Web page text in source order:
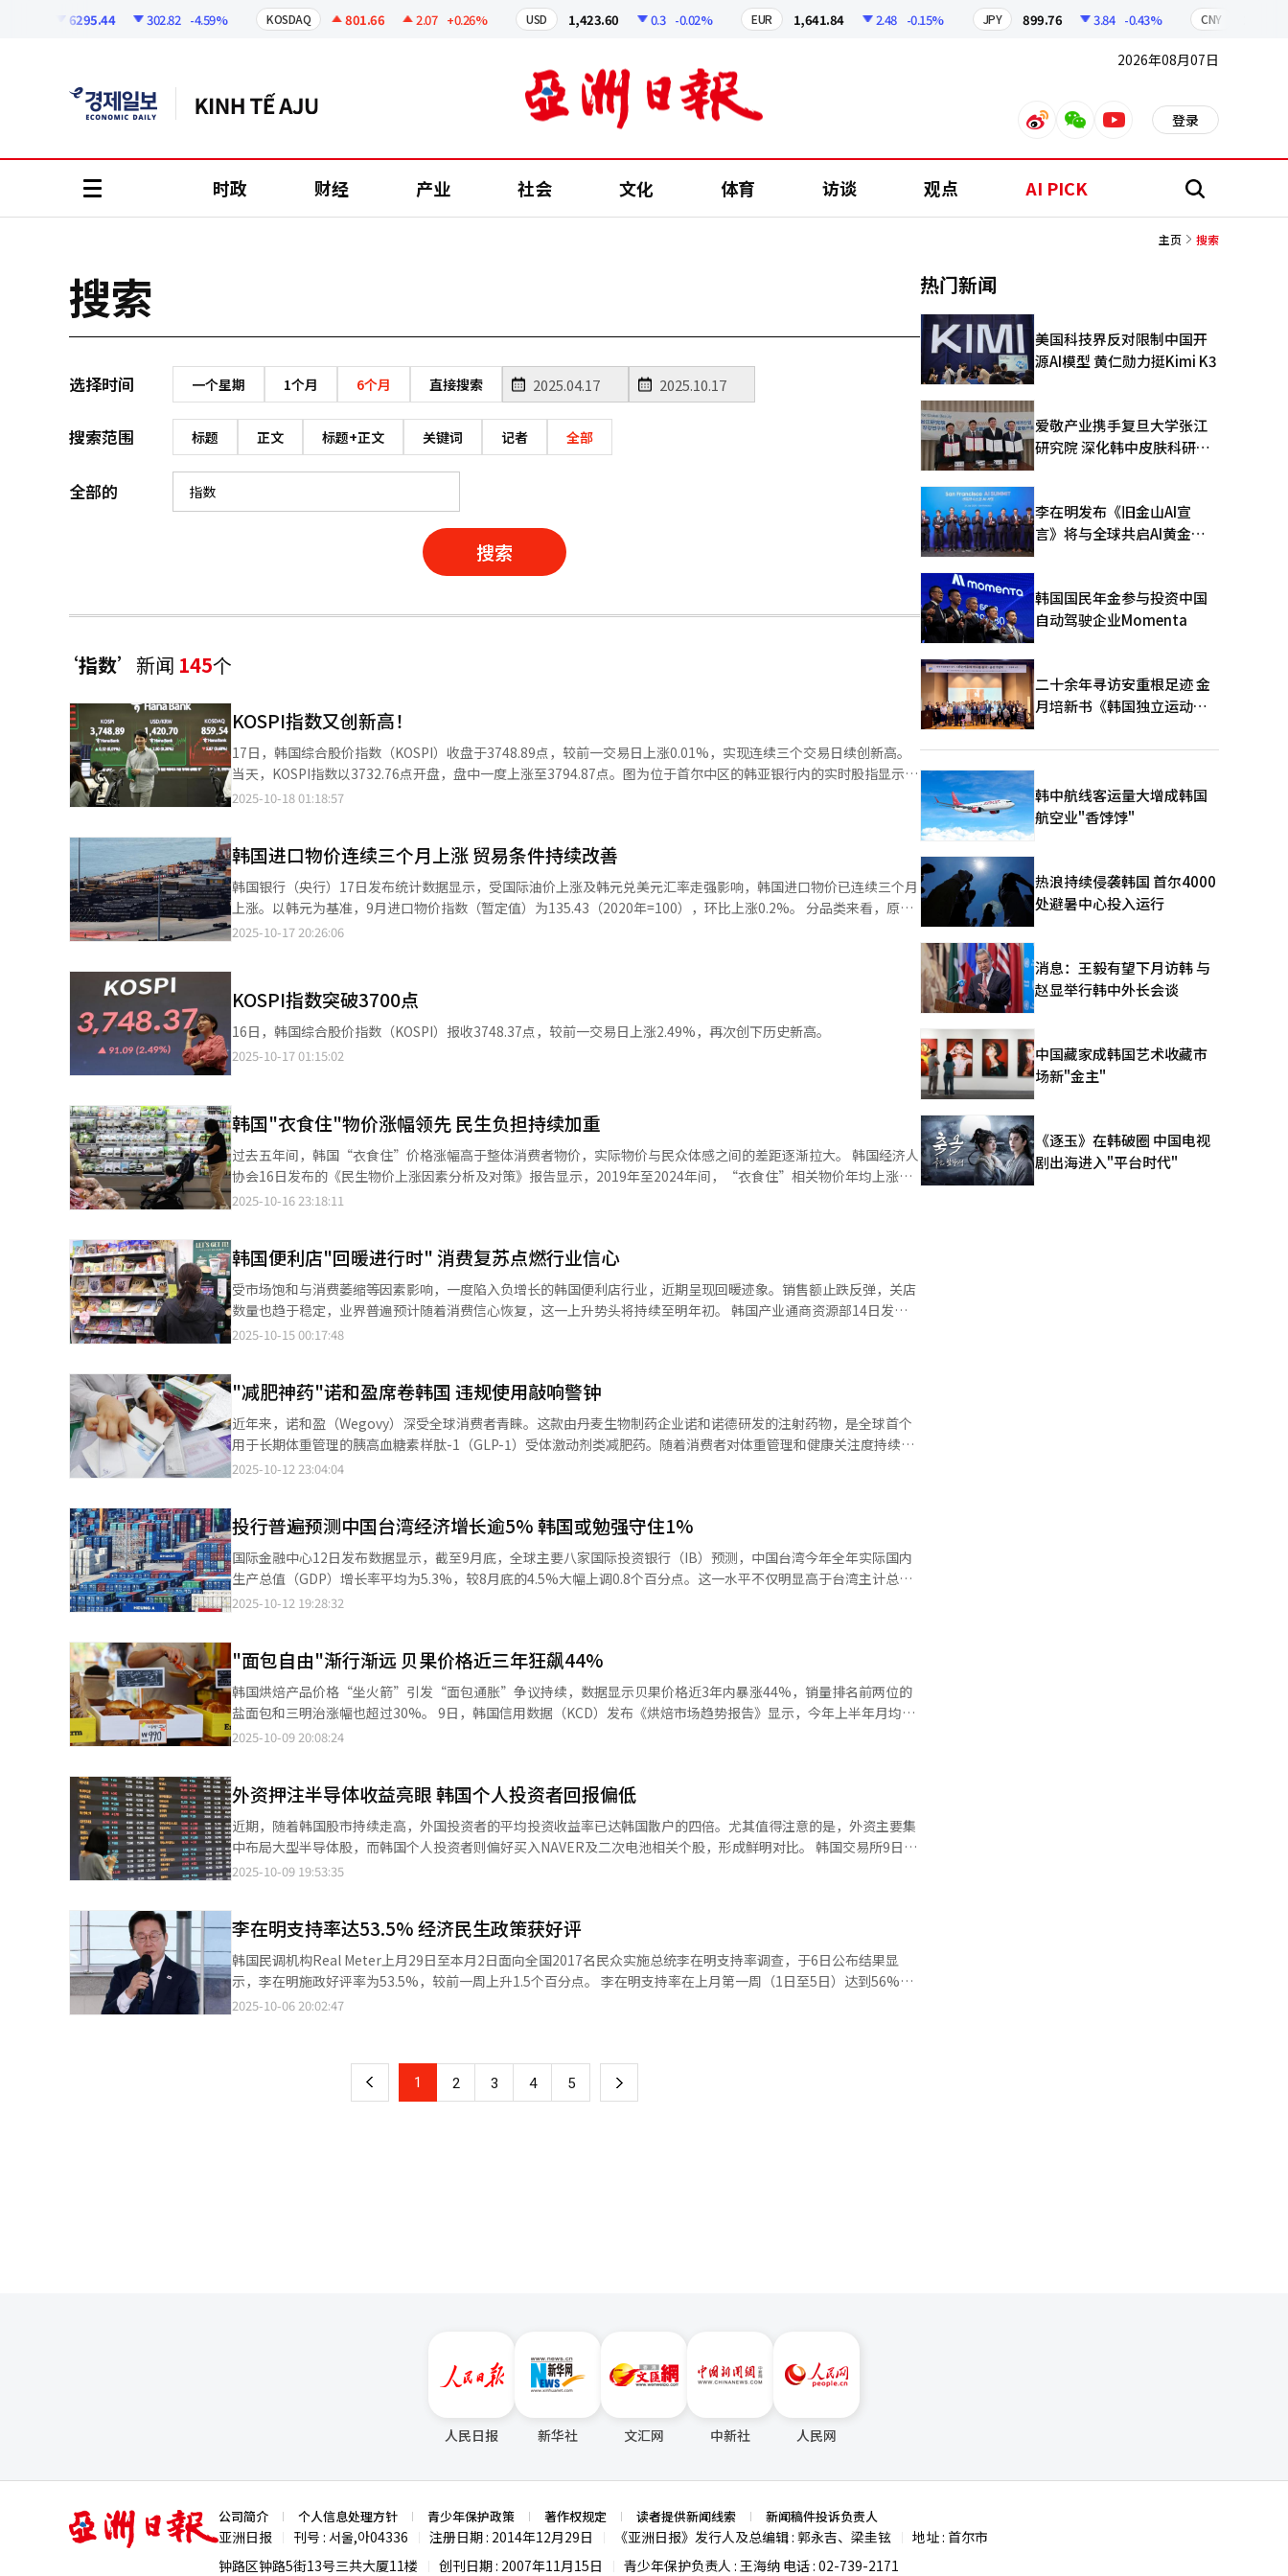
6295.44 302.82 -4.59% KOSDAQ 801.66 2.07 +0.26% USD 1,423.60 0.3 -0.02% EUR 1,641.84 2.48 -0.15% JPY 899.76 3.84 -0.43% CNY
2026年08月07日
weiboweixinyoutube 登录
时政 财经 产业 社会 文化 体育 访谈 观点 AI PICK 搜
主页 搜索
搜索
选择时间 一个星期 1个月 6个月 直接搜索
搜索范围 标题 正文 标题+正文 关键词 记者 全部
全部的
搜索
‘指数’ 新闻 145个
KOSPI指数又创新高！
17日，韩国综合股价指数（KOSPI）收盘于3748.89点，较前一交易日上涨0.01%，实现连续三个交易日续创新高。
当天，KOSPI指数以3732.76点开盘，盘中一度上涨至3794.87点。图为位于首尔中区的韩亚银行内的实时股指显示
屏。
2025-10-18 01:18:57
韩国进口物价连续三个月上涨 贸易条件持续改善
韩国银行（央行）17日发布统计数据显示，受国际油价上涨及韩元兑美元汇率走强影响，韩国进口物价已连续三个月
上涨。以韩元为基准，9月进口物价指数（暂定值）为135.43（2020年=100），环比上涨0.2%。 分品类来看，原材
料方面，尽管原油价格走高，但受液化天然气（LNG）价格下跌影响，以矿产品为主的价格下降0.2%。中间材料方
韩元兑美元汇率从8月平均1389.66韩元升至9月的1391.83韩元，上涨0.2%；同期以月均价计算的迪拜原油价格从每
桶69.39美元升至70.01美元，上涨0.9%。 央行经济统计组组长李文熙（音）表示：“迪拜原油价格较上月下降
7.3%，但韩元兑美元汇率上升1.7%。油价与汇率走势相反，国内外经济环境仍存在不确定性，需要观察月底的数据
变化。” 出口方面，9月出口物价指数为129.5，较8月的128.69上升0.6%，已连续三个月上涨。分品类来看，农林水
量指数为124.5、进口金额指数为144.63，同比分别上涨13.7%和7.8%；出口数量指数为137.23、出口金额指数为
152，同比分别上涨14.4%和12%。其中，进口数量指数的涨幅创2022年8月（15.7%）以来最高，出口数量指数的
增幅也为自去年1月（17.4%）以来最高。 央行表示，进口方面以半导体、计算机周边设备、铝、铜为主，进口量增
加；出口方面，半导体出口持续稳定，化学产品和汽车出口量也呈增长态势。 此外，净商品贸易条件指数为95.34，
同比增长3.2%，已连续27个月上升。这主要由于进口价格（-5.2%）降幅大于出口价格（-2.1%）。受净商品贸易条
2025-10-17 20:26:06
KOSPI指数突破3700点
16日，韩国综合股价指数（KOSPI）报收3748.37点，较前一交易日上涨2.49%，再次创下历史新高。
2025-10-17 01:15:02
韩国"衣食住"物价涨幅领先 民生负担持续加重
过去五年间，韩国“衣食住”价格涨幅高于整体消费者物价，实际物价与民众体感之间的差距逐渐拉大。 韩国经济人
协会16日发布的《民生物价上涨因素分析及对策》报告显示，2019年至2024年间，“衣食住”相关物价年均上涨
4.6%，高于同期整体消费者物价（2.8%）1.8个百分点。 报告显示，住房价格年均上涨5.5%，居首；食品与餐饮物
国际能源及农产品价格上涨、高额流通成本及人力成本压力。住房价格中，电费和燃气费涨幅最大，达7%，与原料
进口依存度高密切相关。报告指出，新冠疫情及俄乌战争导致2021至2022年天然气价格暴涨，加上汇率上升，能源
价格大幅攀升。 供水及住房相关服务价格同样受人工费和电费上涨影响，小区管理费年均增幅达4.3%，自2019年的
每平方米2245韩元（约合人民币11元）升至今年的2988韩元，累计涨幅33.1%。 食品与餐饮方面，农产品流通成本
及国际农食品价格上涨，是整体物价上升的主要推动因素。运输费和人力成本在消费者价格中的比重从2019年的
价自2019年起年均上涨2.9%，呈持续上升趋势。报告分析认为，价格上涨涉及多品种小批量生产、消费者品牌偏
好、库存压力，以及人力与国际运费上涨等多重因素。 针对民生物价波动，报告提出多项政策建议，包括支持服装制
造业推动数字化创新，利用人工智能（AI）精准预测需求，实现库存优化与成本控制；建立进口农食品价格国内缓冲
机制，提升流通效率；引入节能设施并推动小区联合管理，以减轻居民居住成本。 在住房方面，报告建议以住宅小区
为重点，通过引入节能设施替代停车场、升降机等公共区域照明，并通过小区联合管理降低人工费用。食品物价方
2025-10-16 23:18:11
韩国便利店"回暖进行时" 消费复苏点燃行业信心
受市场饱和与消费萎缩等因素影响，一度陷入负增长的韩国便利店行业，近期呈现回暖迹象。销售额止跌反弹，关店
数量也趋于稳定，业界普遍预计随着消费信心恢复，这一上升势头将持续至明年初。 韩国产业通商资源部14日发布
数据显示，截至8月，韩国三大便利店品牌（CU、GS25、711）共计4.7981万家，环比减少22家。 值得注意的是，
降幅明显收窄。业内分析认为，随着门店结构调整和经营效率提升，便利店数量已逐步趋于稳定。 与此同时，根据产
业通商资源部数据，今年第一季度三大便利店销售额同比下降0.4%，这一数值是2013年开始统计以来的首次下滑；
第二季度继续小幅下降0.5%。但进入7月后，三大品牌合计销售额达5.623万亿韩元（约合人民币280亿元），同比上
升2.2%（5.5042万亿韩元），实现明显回升。预计9月仍将保持增长态势，第三季度整体有望转为正增长。 业内人士
指出，下半年行业反转主要得益于各大便利店企业持续改善经营策略，果断关闭低收益门店、强化盈利基础。此外，
复消费券”，也在一定程度上提振便利店业绩。 业界普遍认为，第四季度有望延续这一增长趋势。韩国投资证券预
测，BGF Retail第四季度销售额将达2.98万亿韩元，同比增加4%；大信证券则预测，GS Retail同期销售额将达
3.025万亿韩元，同比增长3.1%。 与此同时，便利店业正积极拓展新业务与多元化品类。不仅全面推出快递代寄等生
活服务，还延伸至体育营销、时尚产品等新领域。
2025-10-15 00:17:48
"减肥神药"诺和盈席卷韩国 违规使用敲响警钟
近年来，诺和盈（Wegovy）深受全球消费者青睐。这款由丹麦生物制药企业诺和诺德研发的注射药物，是全球首个
用于长期体重管理的胰高血糖素样肽-1（GLP-1）受体激动剂类减肥药。随着消费者对体重管理和健康关注度持续提
升，诺和盈在韩国市场掀起热潮。目前，该药已在全球超过10个国家和地区上市。 去年10月，诺和盈正式进入韩国
月处方数量为1.1368万张，今年4月首次突破7万张，5月和6月均稳定在8万余张。市场研究机构IQVIA数据显示，今
年第二季度，诺和盈在韩国处方药销售额中位居榜首。 诺和盈的研发可追溯至上世纪90年代末。当时，专注于糖尿
病等慢性病药物研发的诺和诺德公司在开发含GLP-1成分的新型糖尿病药物过程中，发现该成分在治疗肥胖方面同样
有效，遂同步推进相关研发。经过多年研究与临床试验，每日注射一次的体重管理药物利拉鲁肽（Saxenda）于2015
年获美国食品药品监督管理局（FDA）批准。此后，诺和诺德将给药频次降至每周一次，推出诺和盈，并于2021年6
场高度关注，韩国注射型减肥药市场实现爆发式增长。根据IQVIA数据，今年上半年韩国减肥药市场规模达2718亿韩
元（约合人民币13.6亿元），同比增长51.5%。从季度销售额看，今年第一季度销售额为1086亿韩元，同比增长
162.3%；第二季度进一步扩大至1633亿韩元，同比大幅增长203.6%。自去年第四季度创下938亿韩元历史新高以
来，减肥药市场已连续三个季度刷新纪录。 韩亚证券分析指出，韩国减肥药市场季度规模首次突破1000亿韩元，这
主要得益于诺和盈的单品拉动，其单季销售额成为市场增长的核心动力。 然而，在市场快速扩张的同时，滥用带来的
而来的处方外使用与滥用问题迅速抬头。按现行标准，减肥药物仅可用于两类成人患者：一是体质指数（BMI）
≥30kg/㎡的肥胖患者；二是BMI在27至30kg/㎡之间、且伴有高血压等体重相关合并症的超重患者。 尽管如此，部
分医疗机构未严格遵守处方标准。据健康保险审查评估院数据，在去年10月至今年8月期间，未满12岁的儿童处方共
计69张，孕妇处方达194张。与此同时，处方并不局限于减重相关专科，精神科（2453张）、泌尿科（1010张）、
眼科（864张）、牙科（586张）等与肥胖治疗无关的医疗机构也开出处方。 更值得关注的是，该类药物属于必须凭
代购或个人间交易等渠道购买。
2025-10-12 23:04:04
投行普遍预测中国台湾经济增长逾5% 韩国或勉强守住1%
国际金融中心12日发布数据显示，截至9月底，全球主要八家国际投资银行（IB）预测，中国台湾今年全年实际国内
生产总值（GDP）增长率平均为5.3%，较8月底的4.5%大幅上调0.8个百分点。这一水平不仅明显高于台湾主计总处
最新公布的4.45%官方预估，也显示出国际机构对台湾经济前景的整体乐观态度。 过去一个月内，野村证券、摩根大
原有预测不变，但三家机构均预期台湾经济增速在5%左右，市场整体看法趋于一致。 投行普遍认为，中国台湾经济
持续强劲的关键在于半导体出口拉动效应显著。受全球人工智能（AI）浪潮和高端芯片需求激增带动，台湾晶圆代工
龙头企业台积电（TSMC）引领对美芯片出口的快速增长。数据显示，台湾今年8月出口总额首次超过韩国，第二季度
实际GDP同比增速超过8%，经济表现亮眼。 机构同时把明年台湾经济增速预期由8月底的2.1%上调至2.3%。与此同
时，台湾在高增长背景下依旧保持较低通胀水平。八家投行预测，台湾今年消费者物价指数（CPI）平均涨幅仅为
成鲜明对比的是，韩国经济延续低迷走势。国际投行预计韩国今年GDP增速仅约1%，勉强脱离零增长区间。摩根大
通与汇丰分别把韩国经济增长预测值从0.8%和0.7%小幅上调至0.9%，但八家机构的平均预期尚无明显改善。 根据中
国台湾官方及相关机构数据测算，台湾今年人均GDP有望达到3.8066万美元，22年来首次超过韩国（3.743万美
元）。如果美元兑韩元汇率继续维持在1400韩元以上高位，双方差距可能进一步扩大。 野村证券经济学家朴正宇指
出，台湾已在全球AI投资周期中以台积电为核心，稳固在半导体供应链中的关键地位。今年4月美国提高关税后，台
15%，但科技产品占出口总额约60%，实际有效关税率仅在7%至9%之间，对整体经济影响有限。
2025-10-12 19:28:32
"面包自由"渐行渐远 贝果价格近三年狂飙44%
韩国烘焙产品价格“坐火箭”引发“面包通胀”争议持续，数据显示贝果价格近3年内暴涨44%，销量排名前两位的
盐面包和三明治涨幅也超过30%。 9日，韩国信用数据（KCD）发布《烘焙市场趋势报告》显示，今年上半年月均销
售额占比最高的面包为盐面包（15.7%），其次依次为三明治（15%）、吐司（7.2%）、可颂（5.3%）和贝果
价格为7500韩元至8300韩元，盐面包为3300韩元至3700韩元，与2022年相比涨幅均超过30%。 KCD称，2022年下
半年时，大部分面包店将盐面包定价在2000韩元至2500韩元之间，但此后价格持续上涨，目前基本在3000韩元至
3500韩元上下。 韩国银行（央行）数据显示，8月的面包消费者物价指数同比上涨6.5%，与2022年6月相比上涨
19.4%。贝果、三明治、盐面包在此期间价格涨幅是面包平均价格涨幅的一倍以上。 调查还显示，面包价格虽持续上
涨，面包店和咖啡店的盈利能力却日益恶化。KCD提供的数据显示，以今年6月数据为准，烘焙糕点店月均销售额约
业月均销售额约为724万韩元，销售额与成本增减幅度虽较小，但利润空间仍逐渐缩小。 今年8月，知名财经类博
主“Syuka”为应对“面包通胀”，以990韩元的超低价销售盐面包和贝果，但遭到个体商户们的集体抗议，仅一周
后便被叫停。 连锁品牌和个人品牌之间也存在差异，大型连锁品牌销售指数较高，闭店率较低，个人烘焙品牌则销售
额较低闭店率较高。
2025-10-09 20:08:24
外资押注半导体收益亮眼 韩国个人投资者回报偏低
近期，随着韩国股市持续走高，外国投资者的平均投资收益率已达韩国散户的四倍。尤其值得注意的是，外资主要集
中布局大型半导体股，而韩国个人投资者则偏好买入NAVER及二次电池相关个股，形成鲜明对比。 韩国交易所9日公
布的数据显示，截至本月2日，外国投资者今年以来在韩国股市净买入最多的前10只股票较去年年底均实现上涨。外
17.39万韩元飙升至本月的39.55万韩元，涨幅高达127%。 韩华宇航股价涨幅更为惊人，从去年年底的32.156万韩元
暴涨至本月的109.7万韩元，涨幅达241%。此外，韩国电力（77%）、现代摩比斯（26%）、晓星重工业
（259%）、Kakao（56%）、ISU Petasys（189%）、三星电机（58%）、现代Rotem（355%）等股票均实现大
幅上涨。上述10只股票平均收益率达145.6%，是同期韩国综合股价指数（KOSPI）涨幅（47.9%）的三倍以上。 然
而，韩国个人投资者的投资表现明显逊色。个人投资者今年以来净买入最多的前10只股票中，仅6只上涨，4只下跌。
显的个股分化趋势。整体来看，个人投资者净买入前10只股票的平均收益率为37%，仅为外国投资者平均收益率的四
2025-10-09 19:53:35
李在明支持率达53.5% 经济民生政策获好评
韩国民调机构Real Meter上月29日至本月2日面向全国2017名民众实施总统李在明支持率调查，于6日公布结果显
示，李在明施政好评率为53.5%，较前一周上升1.5个百分点。 李在明支持率在上月第一周（1日至5日）达到56%的
高点后，连续三周下滑，此次实现反弹。差评率为43.3%，较上周下降0.8个百分点。 从各地区分布来看，李在明在
从年龄段来看，70多岁以上（46.4%）、40多岁（70.3%）和30多岁（49.8%）的上升势头较为显著。然而，60多
岁（51%）和20多岁（34.1%）支持率则出现下滑。 政党支持率方面，共同民主党为47.2%，较上周上升3.9个百分
点；国民力量党为35.9%，较上周下滑2.4个百分点。两党支持率差距达11.3个百分点，已超出误差范围。 Real
2025-10-06 20:02:47
上 1 2 3 4 5 下
热门新闻
美国科技界反对限制中国开
源AI模型 黄仁勋力挺Kimi K3
爱敬产业携手复旦大学张江
研究院 深化韩中皮肤科研合
李在明发布《旧金山AI宣
言》将与全球共启AI黄金时
韩国国民年金参与投资中国
自动驾驶企业Momenta
二十余年寻访安重根足迹 金
月培新书《韩国独立运动圣
版
韩中航线客运量大增成韩国
航空业"香饽饽"
热浪持续侵袭韩国 首尔4000
处避暑中心投入运行
消息：王毅有望下月访韩 与
赵显举行韩中外长会谈
中国藏家成韩国艺术收藏市
场新"金主"
《逐玉》在韩破圈 中国电视
剧出海进入"平台时代"
人民日报 新华社 文汇网 中新社 人民网
亚
洲
日
公司简介 个人信息处理方针 青少年保护政策 著作权规定 读者提供新闻线索 新闻稿件投诉负责人
亚洲日报 刊号 : 서울,아04336 注册日期 : 2014年12月29日 《亚洲日报》发行人及总编辑 : 郭永吉、梁圭铉
地址 : 首尔市
钟路区钟路5街13号三共大厦11楼
创刊日期 : 2007年11月15日 青少年保护负责人 : 王海纳 电话 : 02-739-2171